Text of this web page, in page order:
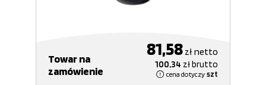
Towar na
zamówienie
81,58 złnetto
100,34 złbrutto
cena dotyczy szt